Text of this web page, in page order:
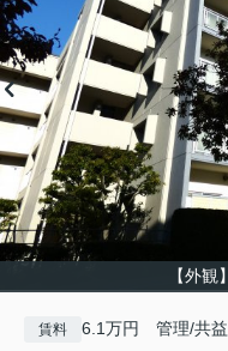
【外
賃料 6.1万円 管理/共益